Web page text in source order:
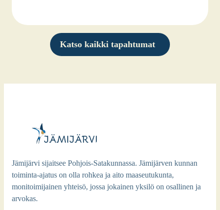
Katso kaikki tapahtumat
Jämijärvi sijaitsee Pohjois-Satakunnassa. Jämijärven kunnan
toiminta-ajatus on olla rohkea ja aito maaseutukunta,
monitoimijainen yhteisö, jossa jokainen yksilö on osallinen ja
arvokas.